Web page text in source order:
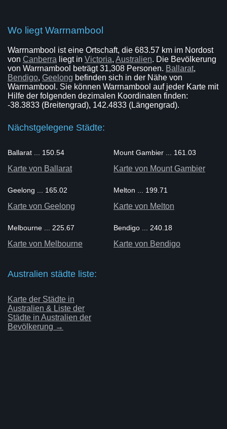
Wo liegt Warrnambool
Warrnambool ist eine Ortschaft, die 683.57 km im Nordost
von Canberra liegt in Victoria, Australien. Die Bevölkerung
von Warrnambool beträgt 31,308 Personen. Ballarat,
Bendigo, Geelong befinden sich in der Nähe von
Warrnambool. Sie können Warrnambool auf jeder Karte mit
Hilfe der folgenden dezimalen Koordinaten finden:
-38.3833 (Breitengrad), 142.4833 (Längengrad).
Nächstgelegene Städte:
Ballarat ... 150.54
Karte von Ballarat
Mount Gambier ... 161.03
Karte von Mount Gambier
Geelong ... 165.02
Karte von Geelong
Melton ... 199.71
Karte von Melton
Melbourne ... 225.67
Karte von Melbourne
Bendigo ... 240.18
Karte von Bendigo
Australien städte liste:
Karte der Städte in
Australien & Liste der
Städte in Australien der
Bevölkerung →